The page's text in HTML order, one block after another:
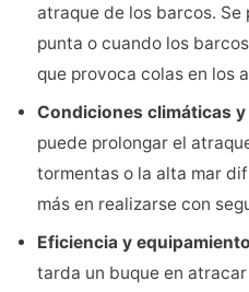
atraque de los barcos.
punta o cuando los
que provoca colas en los
Condiciones climáticas
puede prolongar el
tormentas o la alta mar
más en realizarse con
Eficiencia y
tarda un buque en